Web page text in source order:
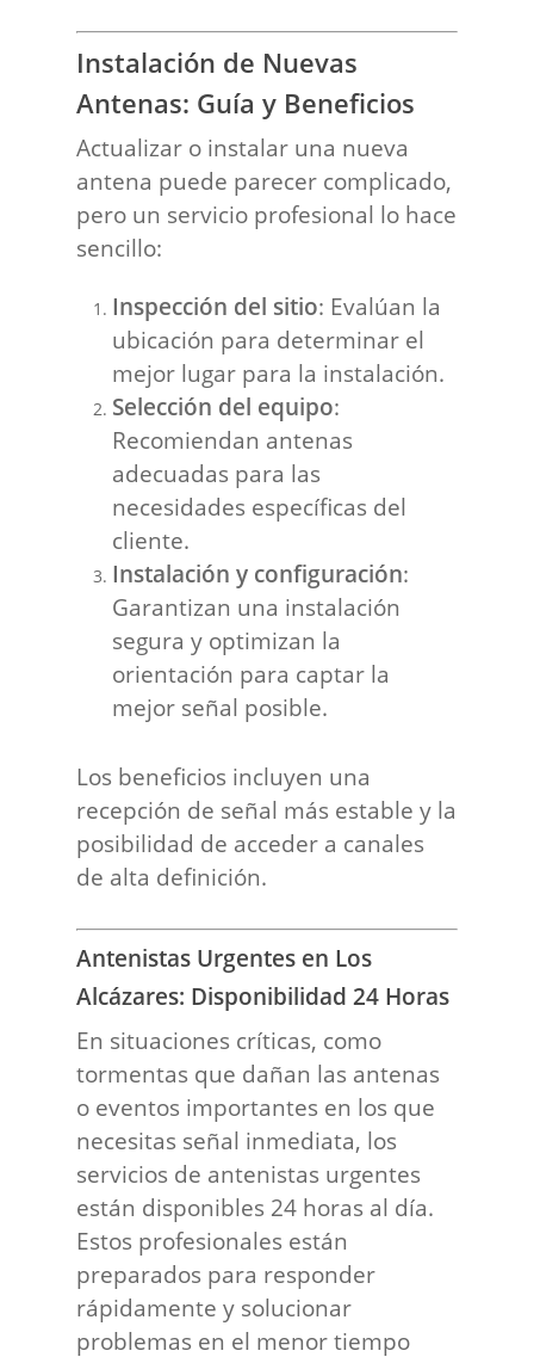
Instalación de Nuevas
Antenas: Guía y Beneficios
Actualizar o instalar una nueva
antena puede parecer complicado,
pero un servicio profesional lo hace
sencillo:
Inspección del sitio: Evalúan la
ubicación para determinar el
mejor lugar para la instalación.
Selección del equipo:
Recomiendan antenas
adecuadas para las
necesidades específicas del
cliente.
Instalación y configuración:
Garantizan una instalación
segura y optimizan la
orientación para captar la
mejor señal posible.
Los beneficios incluyen una
recepción de señal más estable y la
posibilidad de acceder a canales
de alta definición.
Antenistas Urgentes en Los
Alcázares: Disponibilidad 24 Horas
En situaciones críticas, como
tormentas que dañan las antenas
o eventos importantes en los que
necesitas señal inmediata, los
servicios de antenistas urgentes
están disponibles 24 horas al día.
Estos profesionales están
preparados para responder
rápidamente y solucionar
problemas en el menor tiempo